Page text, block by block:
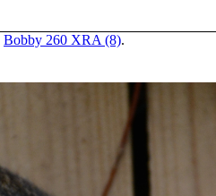
Bobby 260 XRA (8).